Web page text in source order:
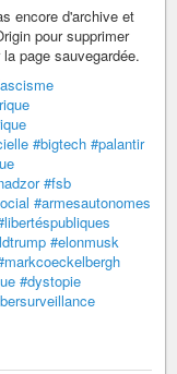
encore d'archive et
pour supprimer
page sauvegardée.
#bigtech #palantir
#fsb
#armesautonomes
#elonmusk
#dystopie